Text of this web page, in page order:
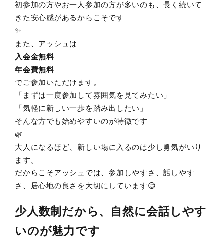
初参加の方やお一人参加の方が多いのも、長く続いて
きた安心感があるからこそです
✨
また、アッシュは
入会金無料
年会費無料
でご参加いただけます。
「まずは一度参加して雰囲気を見てみたい」
「気軽に新しい一歩を踏み出したい」
そんな方でも始めやすいのが特徴です
🌿
大人になるほど、新しい場に入るのは少し勇気がいり
ます。
だからこそアッシュでは、参加しやすさ、話しやす
さ、居心地の良さを大切にしています😊
少人数制だから、自然に会話しやす
いのが魅力です